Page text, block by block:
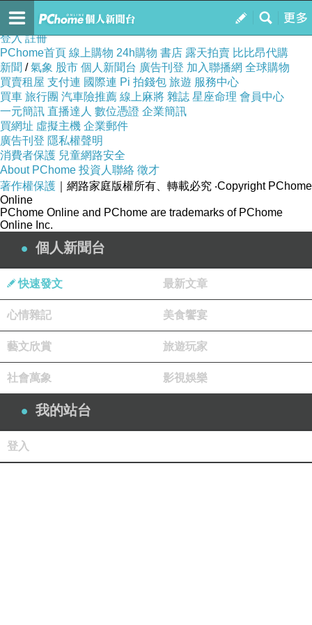
我的
訂閱
3zm68v6df
登入 註冊
PChome首頁 線上購物 24h購物 書店 露天拍賣 比比昂代購
新聞 /氣象 股市 個人新聞台 廣告刊登 加入聯播網 全球購物
買賣租屋 支付連 國際連 Pi 拍錢包 旅遊 服務中心
買車 旅行團 汽車險推薦 線上麻將 雜誌 星座命理 會員中心
一元簡訊 直播達人 數位憑證 企業簡訊
買網址 虛擬主機 企業郵件
廣告刊登 隱私權聲明
消費者保護 兒童網路安全
About PChome 投資人聯絡 徵才
著作權保護 ｜網路家庭版權所有、轉載必究 ‧Copyright PChome
Online
PChome Online and PChome are trademarks of PChome
Online Inc.
個人新聞台
快速發文 最新文章
心情雜記 美食饗宴
藝文欣賞 旅遊玩家
社會萬象 影視娛樂
我的站台
登入